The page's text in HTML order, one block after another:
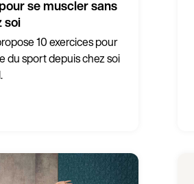
se muscler sans
soi
10 exercices pour
du sport depuis chez soi